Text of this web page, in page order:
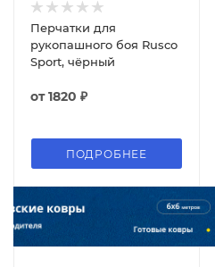
Перчатки для
рукопашного боя Rusco
Sport, чёрный
от1820 ₽
ПОДРОБНЕЕ